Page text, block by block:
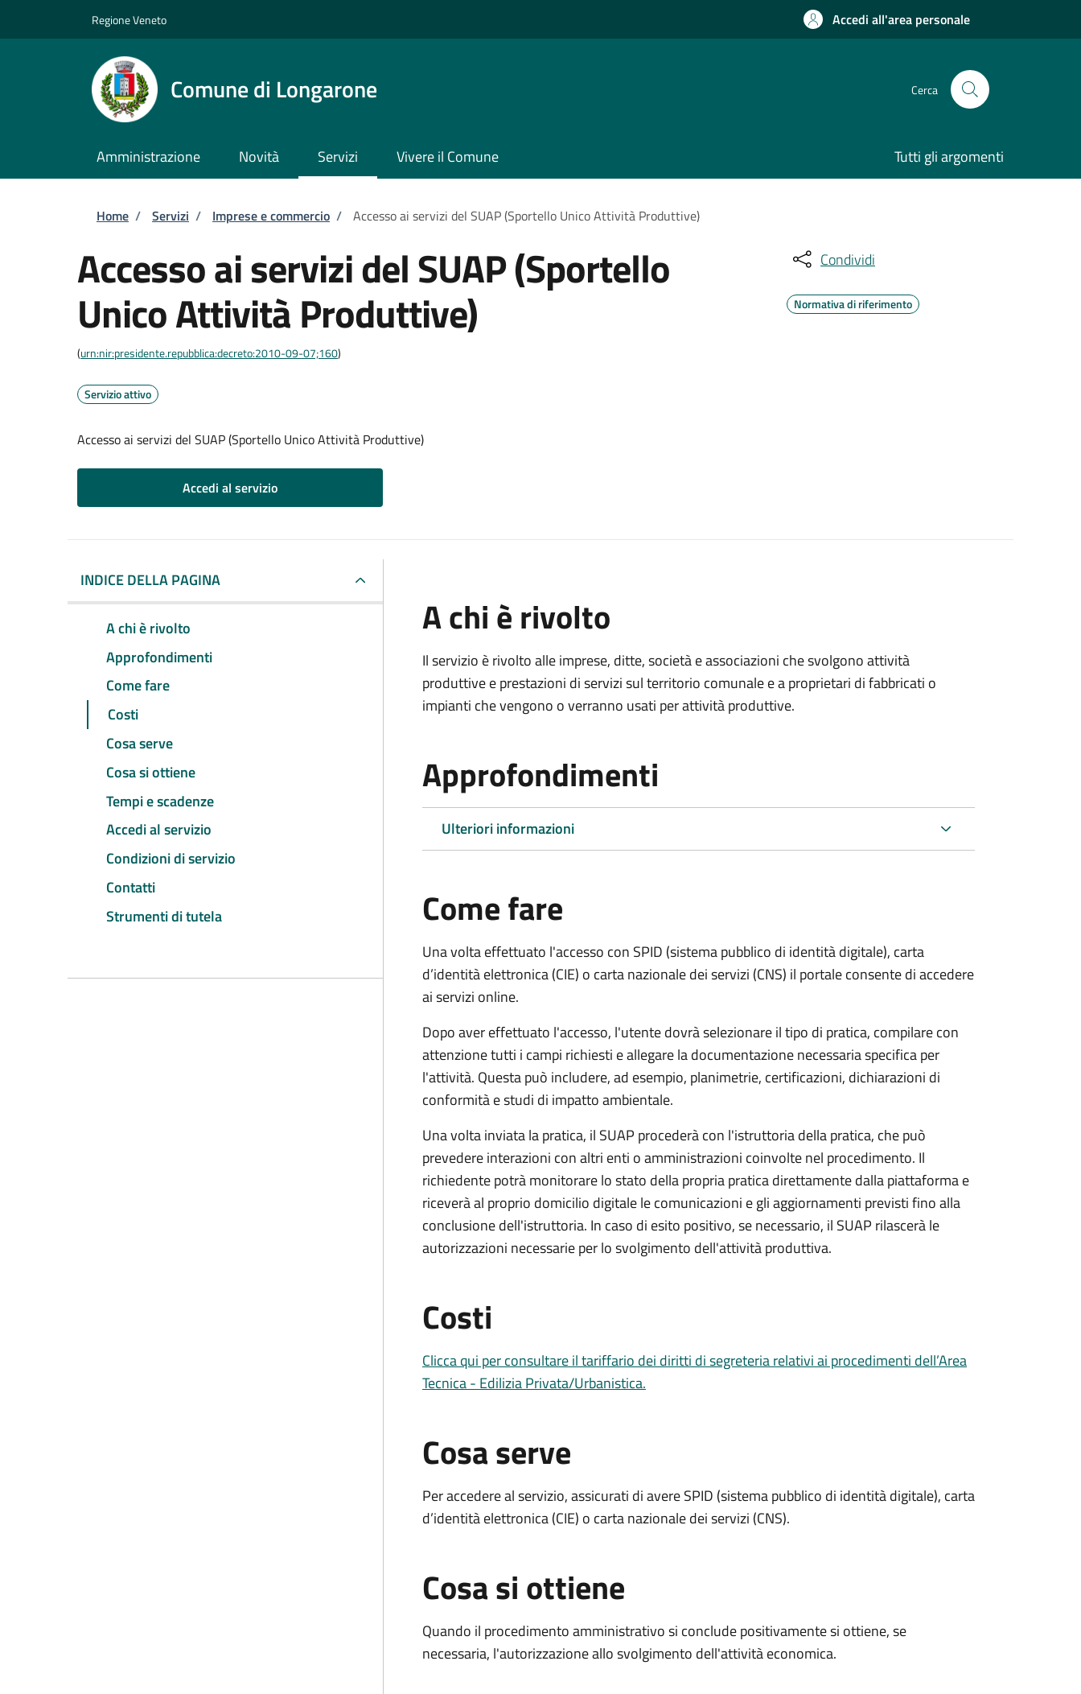
Regione Veneto Accedi all'area personale
Comune di Longarone Cerca
Amministrazione Novità Servizi Vivere il Comune Tutti gli argomenti
Briciole di pane
Home / Servizi / Imprese e commercio / Accesso ai servizi del SUAP (Sportello Unico Attività Produttive)
Accesso ai servizi del SUAP (Sportello
Unico Attività Produttive)
(urn:nir:presidente.repubblica:decreto:2010-09-07;160)
Servizio attivo
Accesso ai servizi del SUAP (Sportello Unico Attività Produttive)
Accedi al servizio
Condividi
Normativa di riferimento
INDICE DELLA PAGINA
A chi è rivolto
Approfondimenti
Come fare
Costi
Cosa serve
Cosa si ottiene
Tempi e scadenze
Accedi al servizio
Condizioni di servizio
Contatti
Strumenti di tutela
A chi è rivolto
Il servizio è rivolto alle imprese, ditte, società e associazioni che svolgono attività
produttive e prestazioni di servizi sul territorio comunale e a proprietari di fabbricati o
impianti che vengono o verranno usati per attività produttive.
Approfondimenti
Ulteriori informazioni
Come fare
Una volta effettuato l'accesso con SPID (sistema pubblico di identità digitale), carta
d’identità elettronica (CIE) o carta nazionale dei servizi (CNS) il portale consente di accedere
ai servizi online.
Dopo aver effettuato l'accesso, l'utente dovrà selezionare il tipo di pratica, compilare con
attenzione tutti i campi richiesti e allegare la documentazione necessaria specifica per
l'attività. Questa può includere, ad esempio, planimetrie, certificazioni, dichiarazioni di
conformità e studi di impatto ambientale.
Una volta inviata la pratica, il SUAP procederà con l'istruttoria della pratica, che può
prevedere interazioni con altri enti o amministrazioni coinvolte nel procedimento. Il
richiedente potrà monitorare lo stato della propria pratica direttamente dalla piattaforma e
riceverà al proprio domicilio digitale le comunicazioni e gli aggiornamenti previsti fino alla
conclusione dell'istruttoria. In caso di esito positivo, se necessario, il SUAP rilascerà le
autorizzazioni necessarie per lo svolgimento dell'attività produttiva.
Costi
Clicca qui per consultare il tariffario dei diritti di segreteria relativi ai procedimenti dell’Area
Tecnica - Edilizia Privata/Urbanistica.
Cosa serve
Per accedere al servizio, assicurati di avere SPID (sistema pubblico di identità digitale), carta
d’identità elettronica (CIE) o carta nazionale dei servizi (CNS).
Cosa si ottiene
Quando il procedimento amministrativo si conclude positivamente si ottiene, se
necessaria, l'autorizzazione allo svolgimento dell'attività economica.